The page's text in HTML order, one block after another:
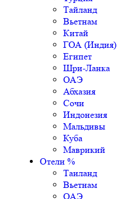
Тайланд
Вьетнам
Китай
ГОА (Индия)
Египет
Шри-Ланка
ОАЭ
Абхазия
Сочи
Индонезия
Мальдивы
Куба
Маврикий
Отели %
Таиланд
Вьетнам
ОАЭ